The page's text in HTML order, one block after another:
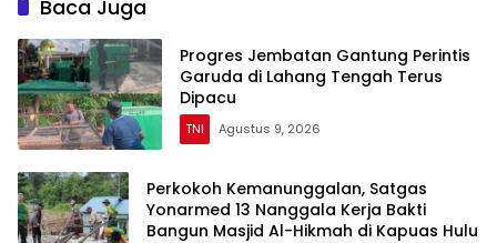
Baca Juga
Progres Jembatan Gantung Perintis
Garuda di Lahang Tengah Terus
Dipacu
TNI Agustus 9, 2026
Perkokoh Kemanunggalan, Satgas
Yonarmed 13 Nanggala Kerja Bakti
Bangun Masjid Al-Hikmah di Kapuas Hulu